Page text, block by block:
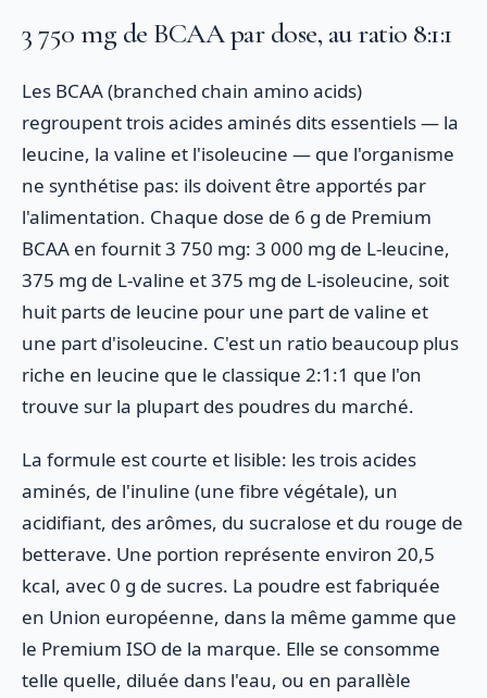
3 750 mg de BCAA par dose, au ratio 8:1:1
Les BCAA (branched chain amino acids)
regroupent trois acides aminés dits essentiels — la
leucine, la valine et l'isoleucine — que l'organisme
ne synthétise pas: ils doivent être apportés par
l'alimentation. Chaque dose de 6 g de Premium
BCAA en fournit 3 750 mg: 3 000 mg de L-leucine,
375 mg de L-valine et 375 mg de L-isoleucine, soit
huit parts de leucine pour une part de valine et
une part d'isoleucine. C'est un ratio beaucoup plus
riche en leucine que le classique 2:1:1 que l'on
trouve sur la plupart des poudres du marché.
La formule est courte et lisible: les trois acides
aminés, de l'inuline (une fibre végétale), un
acidifiant, des arômes, du sucralose et du rouge de
betterave. Une portion représente environ 20,5
kcal, avec 0 g de sucres. La poudre est fabriquée
en Union européenne, dans la même gamme que
le Premium ISO de la marque. Elle se consomme
telle quelle, diluée dans l'eau, ou en parallèle